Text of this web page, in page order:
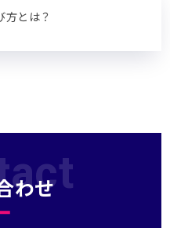
方とは？
わせ